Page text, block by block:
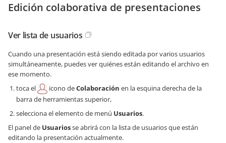
Edición colaborativa de presentaciones
Ver lista de usuarios
Cuando una presentación está siendo editada por varios usuarios
simultáneamente, puedes ver quiénes están editando el archivo en
ese momento.
toca el
icono deColaboración en la esquina derecha de la
barra de herramientas superior,
selecciona el elemento de menú Usuarios.
El panel de Usuariosse abrirá con la lista de usuarios que están
editando la presentación actualmente.